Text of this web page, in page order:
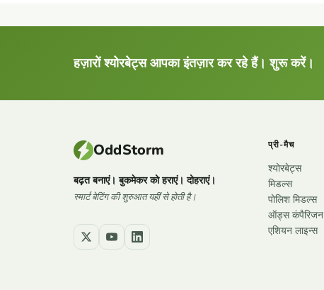
हज़ारों श्योरबेट्स आपका इंतज़ार कर रहे हैं। शुरू करें।
OddStorm
बढ़त बनाएं। बुकमेकर को हराएं। दोहराएं।
स्मार्ट बेटिंग की शुरुआत यहीं से होती है।
प्री-मैच
श्योरबेट्स
मिडल्स
पोलिश मिडल्स
ऑड्स कंपैरिजन
एशियन लाइन्स